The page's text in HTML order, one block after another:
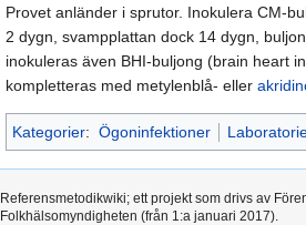
Provet anländer i sprutor. Inokulera CM-
2 dygn, svampplattan dock 14 dygn,
inokuleras även BHI-buljong (brain heart
kompletteras med metylenblå- eller
Kategorier: Ögoninfektioner
Referensmetodikwiki; ett projekt som drivs av
Folkhälsomyndigheten (från 1:a januari 2017).